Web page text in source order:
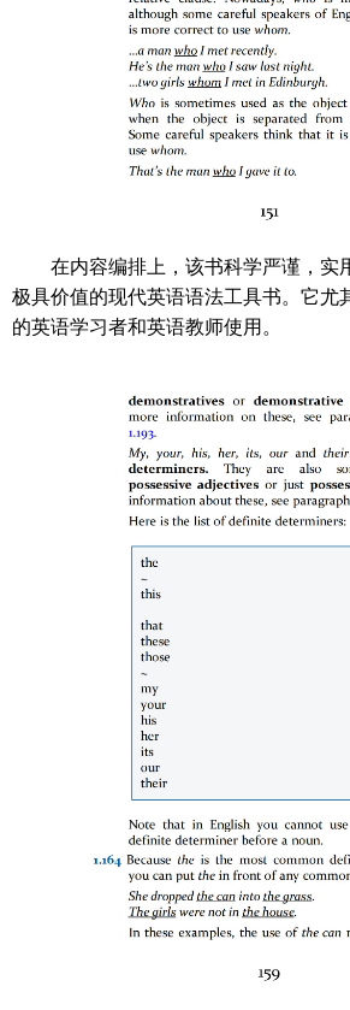
在内容编排上，该书科学严谨，实
极具价值的现代英语语法工具书。它尤
的英语学习者和英语教师使用。